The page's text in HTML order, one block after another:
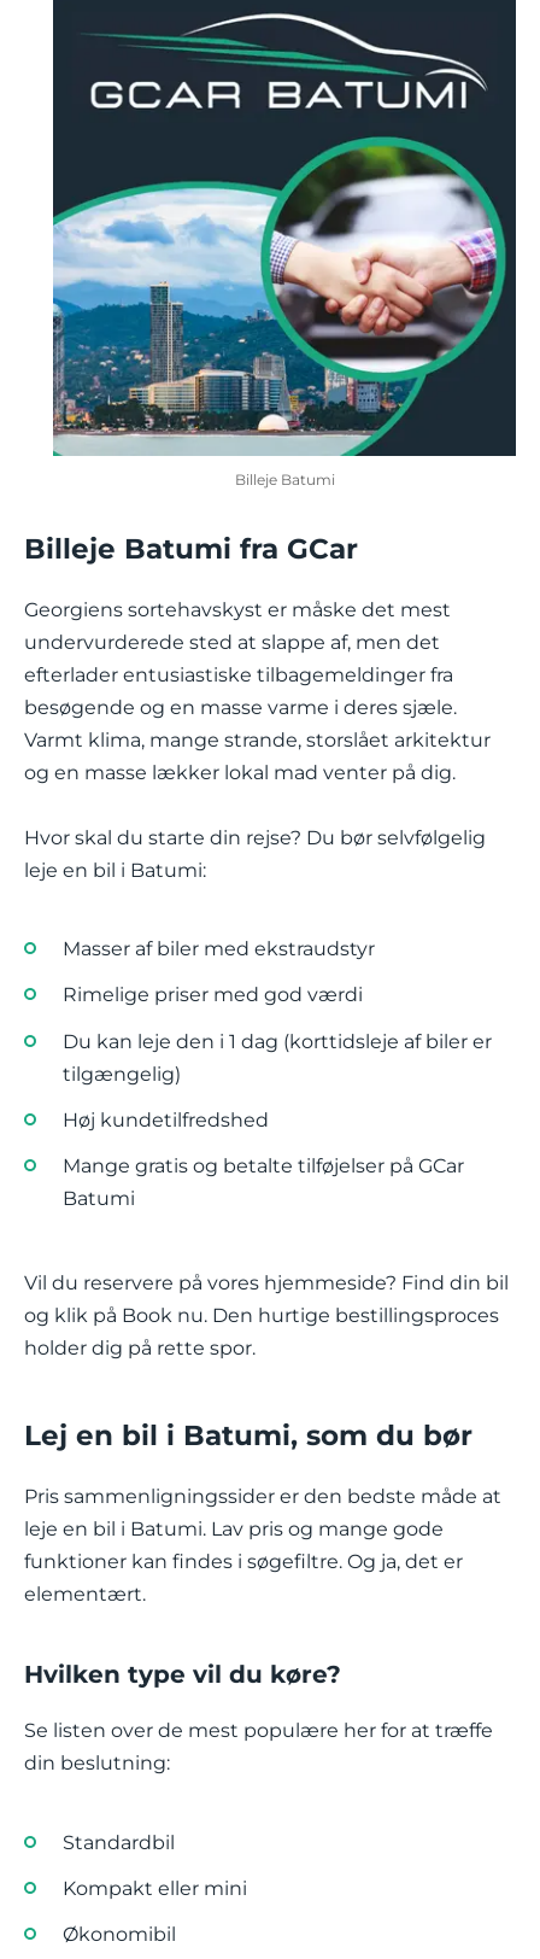
Billeje Batumi
Billeje Batumi fra GCar
Georgiens sortehavskyst er måske det mest
undervurderede sted at slappe af, men det
efterlader entusiastiske tilbagemeldinger fra
besøgende og en masse varme i deres sjæle.
Varmt klima, mange strande, storslået arkitektur
og en masse lækker lokal mad venter på dig.
Hvor skal du starte din rejse? Du bør selvfølgelig
leje en bil i Batumi:
Masser af biler med ekstraudstyr
Rimelige priser med god værdi
Du kan leje den i 1 dag (korttidsleje af biler er
tilgængelig)
Høj kundetilfredshed
Mange gratis og betalte tilføjelser på GCar
Batumi
Vil du reservere på vores hjemmeside? Find din bil
og klik på Book nu. Den hurtige bestillingsproces
holder dig på rette spor.
Lej en bil i Batumi, som du bør
Pris sammenligningssider er den bedste måde at
leje en bil i Batumi. Lav pris og mange gode
funktioner kan findes i søgefiltre. Og ja, det er
elementært.
Hvilken type vil du køre?
Se listen over de mest populære her for at træffe
din beslutning:
Standardbil
Kompakt eller mini
Økonomibil